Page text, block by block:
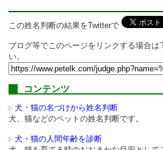
この姓名判断の結果をTwitterで
ブログ等でこのページをリンクする場合は
い。
コンテンツ
犬・猫の名づけから姓名判断
犬、猫などのペットの姓名判断です。
犬・猫の人間年齢を診断